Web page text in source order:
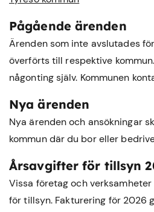
Pågående ärenden
Ärenden som inte avslutades
överförts till respektive
någonting själv. Kommunen
Nya ärenden
Nya ärenden och ansökningar
kommun där du bor eller
Årsavgifter för tillsyn
Vissa företag och
för tillsyn. Fakturering för 2026